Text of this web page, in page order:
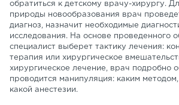
обратиться к детскому врачу-хирургу.
природы новообразования врач
диагноз, назначит необходимые
исследования. На основе проведенного
специалист выберет тактику лечения:
терапия или хирургическое
хирургическое лечение, врач подробно
проводится манипуляция: каким
какой анестезии.